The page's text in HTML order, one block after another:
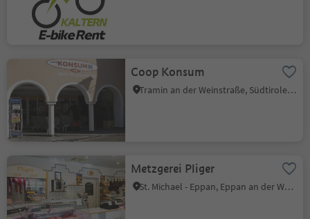
Coop Konsum
Tramin an der Weinstraße, Südtiroler Weinstraße
Metzgerei Pliger
St. Michael - Eppan, Eppan an der Weinstraße, Südtiroler Weinstraße